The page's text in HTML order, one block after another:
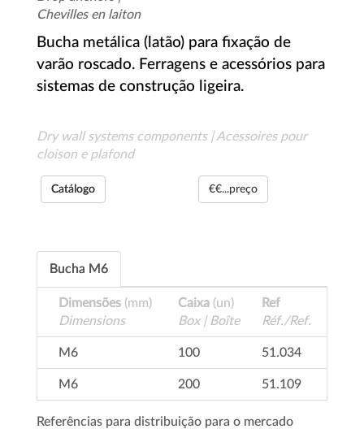
Chevilles en laiton
Bucha metálica (latão) para fixação de
varão roscado. Ferragens e acessórios para
sistemas de construção ligeira.
Dry wall systems components | Acessoires pour
cloison e plafond
Catálogo €€...preço
Bucha M6
Dimensões (mm)
Dimensions
Caixa (un)
Box | Boîte
Ref
Réf./Ref.
M6 100 51.034
M6 200 51.109
Referências para distribuição para o mercado